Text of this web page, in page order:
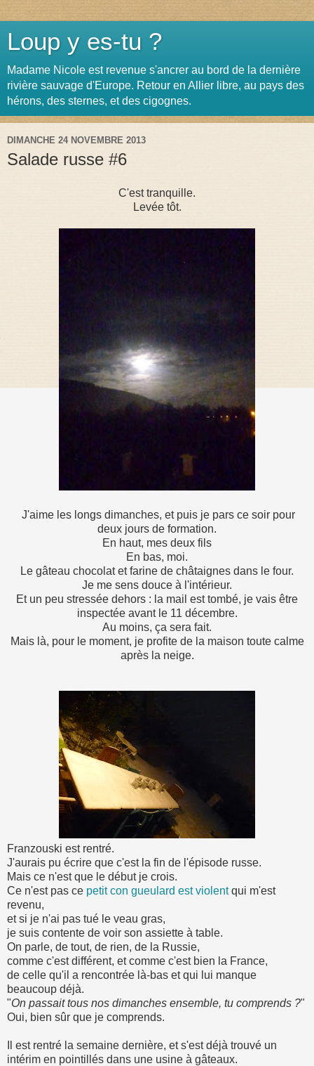
Loup y es-tu ?
Madame Nicole est revenue s'ancrer au bord de la dernière
rivière sauvage d'Europe. Retour en Allier libre, au pays des
hérons, des sternes, et des cigognes.
DIMANCHE 24 NOVEMBRE 2013
Salade russe #6
C'est tranquille.
Levée tôt.
J'aime les longs dimanches, et puis je pars ce soir pour
deux jours de formation.
En haut, mes deux fils
En bas, moi.
Le gâteau chocolat et farine de châtaignes dans le four.
Je me sens douce à l'intérieur.
Et un peu stressée dehors : la mail est tombé, je vais être
inspectée avant le 11 décembre.
Au moins, ça sera fait.
Mais là, pour le moment, je profite de la maison toute calme
après la neige.
Franzouski est rentré.
J'aurais pu écrire que c'est la fin de l'épisode russe.
Mais ce n'est que le début je crois.
Ce n'est pas ce petit con gueulard est violentqui m'est
revenu,
et si je n'ai pas tué le veau gras,
je suis contente de voir son assiette à table.
On parle, de tout, de rien, de la Russie,
comme c'est différent, et comme c'est bien la France,
de celle qu'il a rencontrée là-bas et qui lui manque
beaucoup déjà.
"On passait tous nos dimanches ensemble, tu comprends ?"
Oui, bien sûr que je comprends.
Il est rentré la semaine dernière, et s'est déjà trouvé un
intérim en pointillés dans une usine à gâteaux.